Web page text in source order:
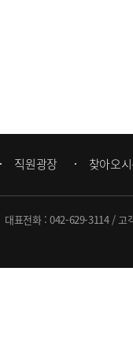
직원광장 찾아오
대표전화 :042-629-3114/ 고